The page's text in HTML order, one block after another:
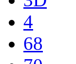
4
68